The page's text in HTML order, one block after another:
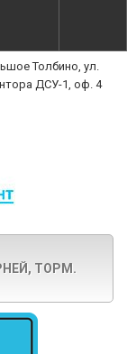
Толбино, ул.
ДСУ-1, оф. 4
ТОРМ.